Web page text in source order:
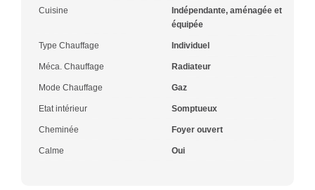
Cuisine
Indépendante, aménagée et
équipée
Type Chauffage Individuel
Méca. Chauffage Radiateur
Mode Chauffage Gaz
Etat intérieur Somptueux
Cheminée Foyer ouvert
Calme Oui